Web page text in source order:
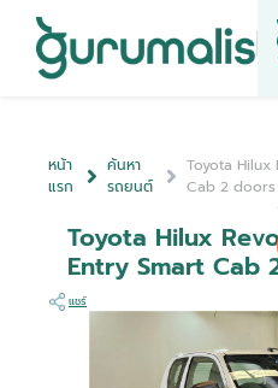
หน้า
แรก
ค้นหา
รถยนต์
Toyota Hilux
Cab 2
Toyota Hilux
Entry Smart Cab
แชร์